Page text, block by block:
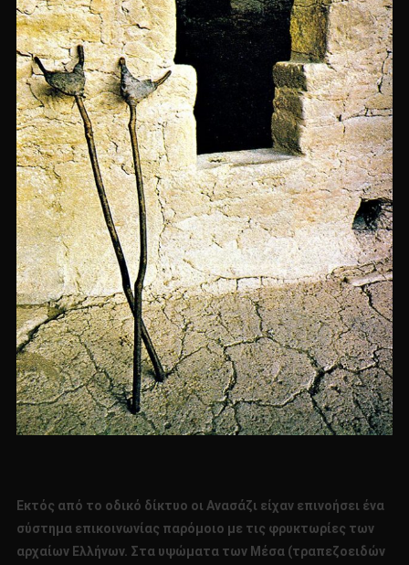
Εκτός από το οδικό δίκτυο οι Ανασάζι είχαν επινοήσει ένα
σύστημα επικοινωνίας παρόμοιο με τις φρυκτωρίες των
αρχαίων Ελλήνων. Στα υψώματα των Μέσα (τραπεζοειδών